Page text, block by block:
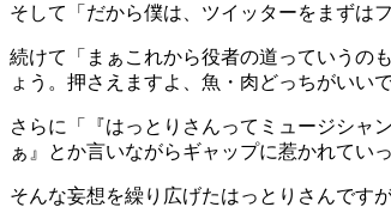
そして「だから僕は、ツイッターをまずは
続けて「まぁこれから役者の道っていうの
ょう。押さえますよ、魚・肉どっちがいい
さらに「『はっとりさんってミュージシャ
ぁ』とか言いながらギャップに惹かれてい
そんな妄想を繰り広げたはっとりさんです